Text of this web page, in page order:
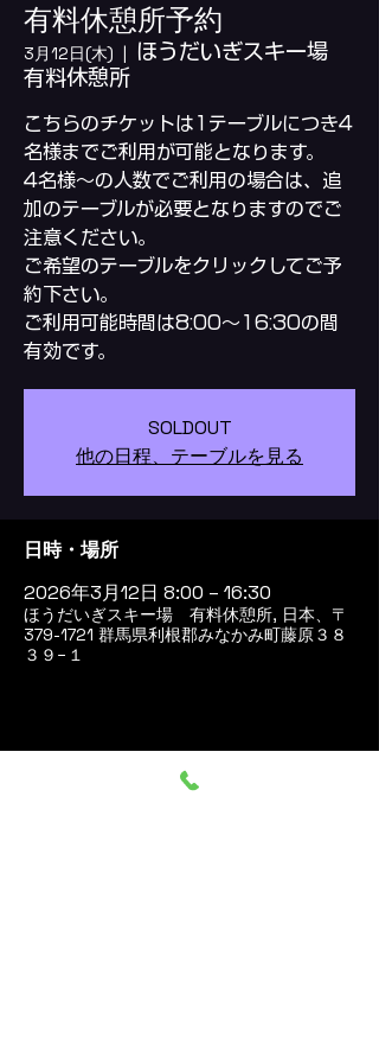
有料休憩所予約
3月12日(木)
  |
ほうだいぎスキー場
有料休憩所
こちらのチケットは1テーブルにつき4
名様までご利用が可能となります。
4名様～の人数でご利用の場合は、追
加のテーブルが必要となりますのでご
注意ください。
ご希望のテーブルをクリックしてご予
約下さい。
ご利用可能時間は8:00～16:30の間
SOLDOUT
他の日程、テーブルを見る
日時・場所
2026年3月12日 8:00 – 16:30
ほうだいぎスキー場 有料休憩所, 日本、〒
379-1721 群馬県利根郡みなかみ町藤原３８
３９−１
このイベントをシェア